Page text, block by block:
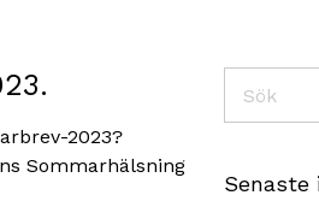
2023?
Sommarhälsning
Senaste